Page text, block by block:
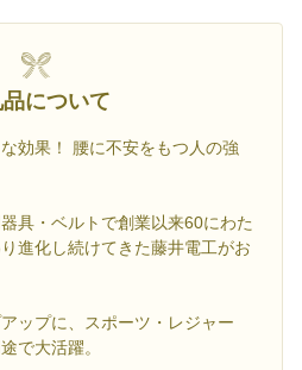
について
効果！ 腰に不安をもつ人の強
具・ベルトで創業以来60にわた
進化し続けてきた藤井電工がお
ップに、スポーツ・レジャー
で大活躍。